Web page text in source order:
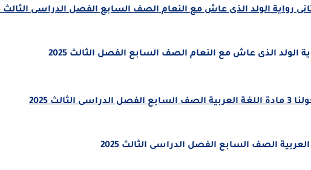
رواية الولد الذى عاش مع النعام الصف السابع الفصل الدراسى الثالث 2025
الولد الذى عاش مع النعام الصف السابع الفصل الثالث 2025
الثالث 2025
الصف السابع الفصل الدراسى الثالث 2025